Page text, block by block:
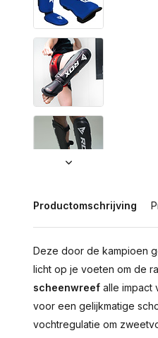
Productomschrijving
Deze door de kampioen
licht op je voeten om de
scheenwreef alle impact
voor een gelijkmatige
vochtregulatie om